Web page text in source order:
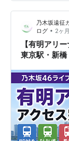
きやすく、終
確認すること
乃木坂遠征
ログ • 2ヶ
【有明アリ
東京駅・新